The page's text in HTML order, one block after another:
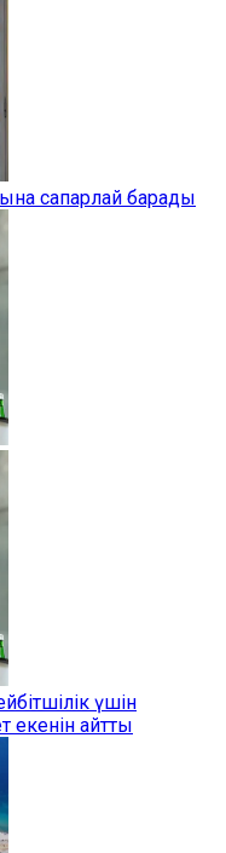
сапарлай барады
үшін
айтты